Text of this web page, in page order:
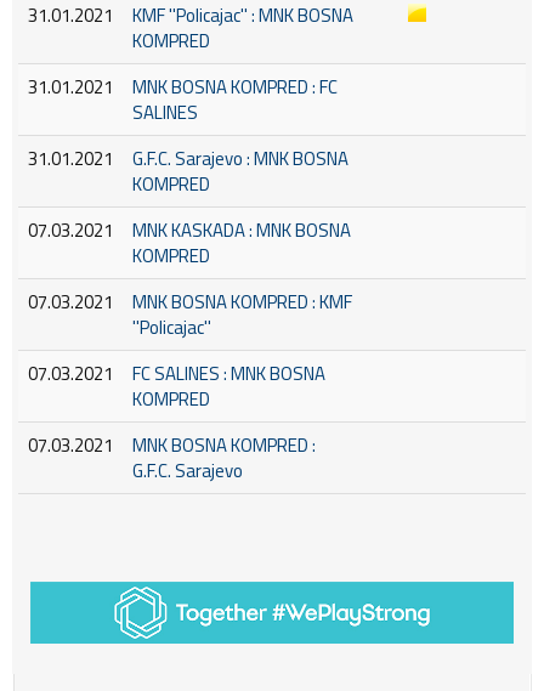
31.01.2021
KMF ''Policajac'' : MNK BOSNA
KOMPRED
31.01.2021
MNK BOSNA KOMPRED : FC
SALINES
31.01.2021
G.F.C. Sarajevo : MNK BOSNA
KOMPRED
07.03.2021
MNK KASKADA : MNK BOSNA
KOMPRED
07.03.2021
MNK BOSNA KOMPRED : KMF
''Policajac''
07.03.2021
FC SALINES : MNK BOSNA
KOMPRED
07.03.2021
MNK BOSNA KOMPRED :
G.F.C. Sarajevo